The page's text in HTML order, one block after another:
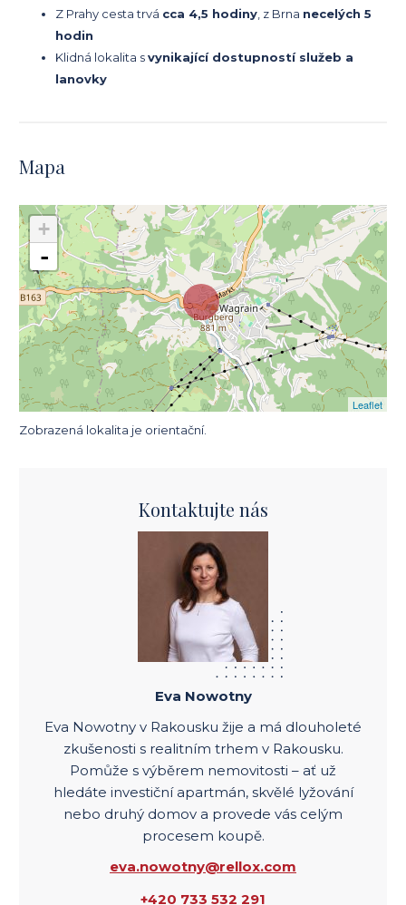
Z Prahy cesta trvá cca 4,5 hodiny , z Brna necelých 5
hodin
Klidná lokalita svynikající dostupností služeb a
lanovky
Mapa
+
-
Leaflet
Zobrazená lokalita je orientační.
Kontaktujte nás
Eva Nowotny
Eva Nowotny v Rakousku žije a má dlouholeté
zkušenosti s realitním trhem v Rakousku.
Pomůže s výběrem nemovitosti – ať už
hledáte investiční apartmán, skvělé lyžování
nebo druhý domov a provede vás celým
procesem koupě.
eva.nowotny@rellox.com
+420 733 532 291